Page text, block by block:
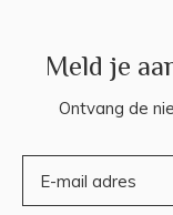
Meld je
Ontvang de